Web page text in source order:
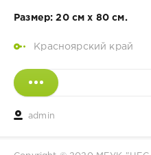
Размер: 20 см х 80 см.
Красноярский край
admin